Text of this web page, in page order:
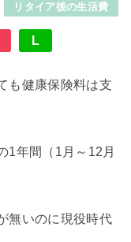
リタイア後の生活費
L
も健康保険料は支
1年間（1月～12月
無いのに現役時代